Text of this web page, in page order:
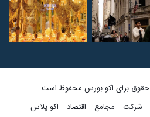
شرکت مجامع اقتصاد اکو پلاس